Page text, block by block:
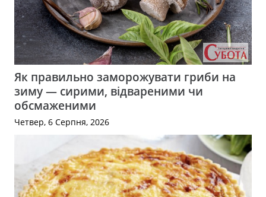
Як правильно заморожувати гриби на
зиму — сирими, відвареними чи
обсмаженими
Четвер, 6 Серпня, 2026